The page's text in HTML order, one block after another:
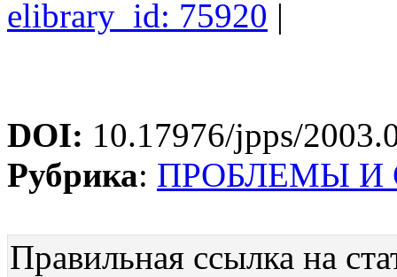
elibrary_id: 75920 |
DOI: 10.17976/jpps/
Рубрика: ПРОБЛЕМЫ И
Правильная ссылка на